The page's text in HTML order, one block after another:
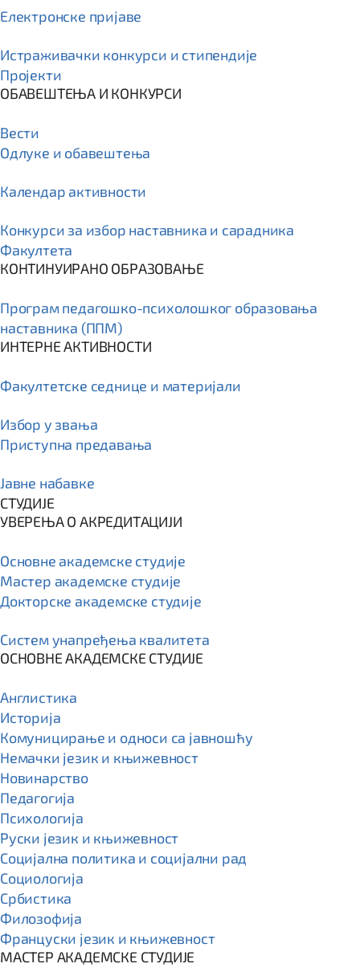
Електронске пријаве
Истраживачки конкурси и стипендије
Пројекти
ОБАВЕШТЕЊА И КОНКУРСИ
Вести
Одлуке и обавештења
Календар активности
Конкурси за избор наставника и сарадника
Факултета
КОНТИНУИРАНО ОБРАЗОВАЊЕ
Програм пeдагошко-психолошког образовања
наставника (ППМ)
ИНТЕРНЕ АКТИВНОСТИ
Факултетске седнице и материјали
Избор у звања
Приступна предавања
Јавне набавке
СТУДИЈЕ
УВЕРЕЊА О АКРЕДИТАЦИЈИ
Основне академске студије
Мастер академске студије
Докторске академске студије
Систем унапређења квалитета
ОСНОВНЕ АКАДЕМСКЕ СТУДИЈЕ
Англистика
Историја
Комуницирање и односи са јавношћу
Немачки језик и књижевност
Новинарство
Педагогија
Психологија
Руски језик и књижевност
Социјална политика и социјални рад
Социологија
Србистика
Филозофија
Француски језик и књижевност
МАСТЕР АКАДЕМСКЕ СТУДИЈЕ